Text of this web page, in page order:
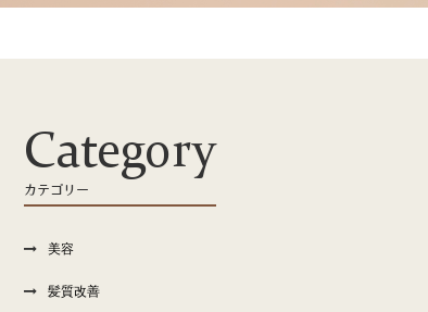
Category
カテゴリー
美容
髪質改善